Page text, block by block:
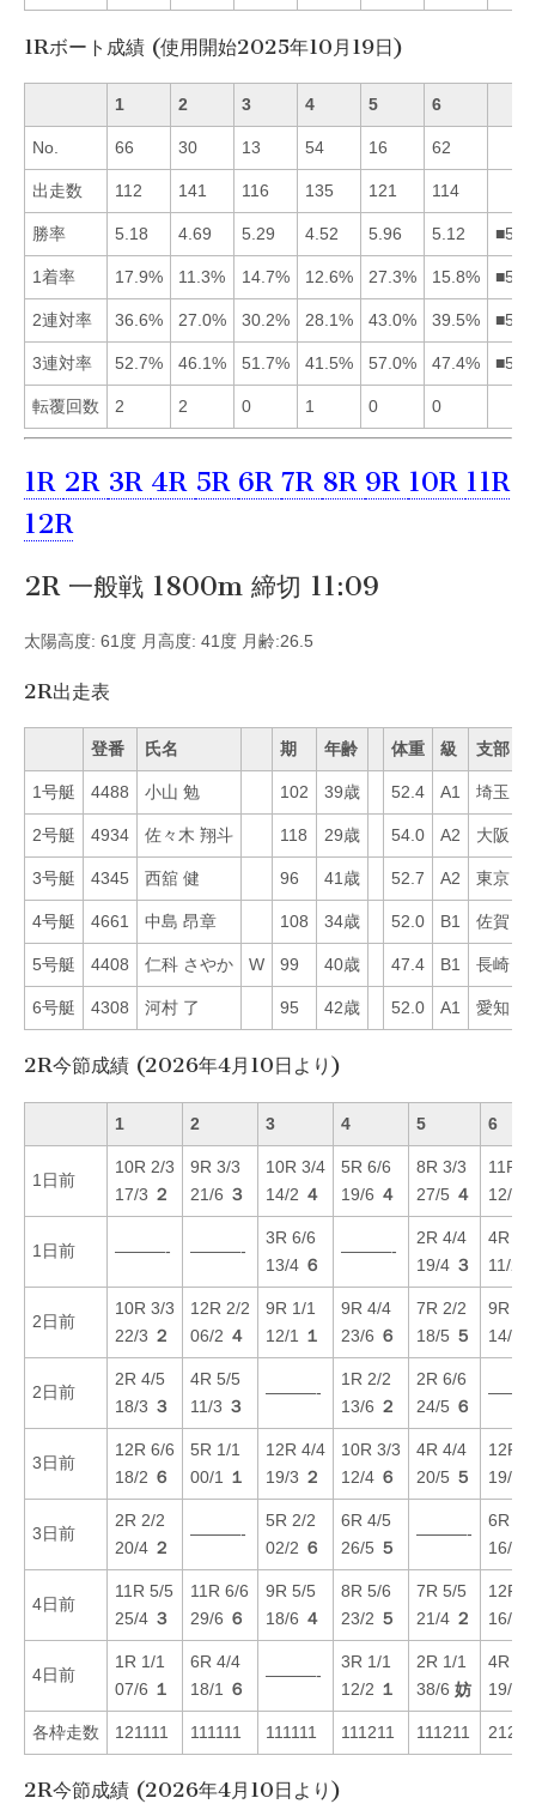
1Rボート成績 (使用開始2025年10月19日)
1 2 3 4 5 6
No. 66 30 13 54 16 62
出走数 112 141 116 135 121 114
勝率 5.18 4.69 5.29 4.52 5.96 5.12
1着率 17.9% 11.3% 14.7% 12.6% 27.3% 15.8%
2連対率 36.6% 27.0% 30.2% 28.1% 43.0% 39.5%
3連対率 52.7% 46.1% 51.7% 41.5% 57.0% 47.4%
転覆回数 2 2 0 1 0 0
1R 2R 3R 4R 5R 6R 7R 8R 9R 10R 11R
12R
2R 一般戦 1800m 締切 11:09
太陽高度: 61度 月高度: 41度 月齢:26.5
2R出走表
登番 氏名 期 年齢 体重 級 支部
1号艇 4488 小山 勉 102 39歳 52.4 A1 埼玉
2号艇 4934 佐々木 翔斗 118 29歳 54.0 A2 大阪
3号艇 4345 西舘 健 96 41歳 52.7 A2 東京
4号艇 4661 中島 昂章 108 34歳 52.0 B1 佐賀
5号艇 4408 仁科 さやか W 99 40歳 47.4 B1 長崎
6号艇 4308 河村 了 95 42歳 52.0 A1 愛知
2R今節成績 (2026年4月10日より)
1 2 3 4 5 6
1日前
10R 2/3
17/3 ２
9R 3/3
21/6 ３
10R 3/4
14/2 ４
5R 6/6
19/6 ４
8R 3/3
27/5 ４
11R
12/5
1日前 ———- ———-
3R 6/6
13/4 ６
———-
2R 4/4
19/4 ３
4R 1/
11/2
2日前
10R 3/3
22/3 ２
12R 2/2
06/2 ４
9R 1/1
12/1
１
9R 4/4
23/6 ６
7R 2/2
18/5 ５
9R 6/
14/2
2日前
2R 4/5
18/3 ３
4R 5/5
11/3 ３
———-
1R 2/2
13/6 ２
2R 6/6
24/5 ６
3日前
12R 6/6
18/2 ６
5R 1/1
00/1
１
12R 4/4
19/3 ２
10R 3/3
12/4 ６
4R 4/4
20/5 ５
12R
19/3
3日前
2R 2/2
20/4 ２
———-
5R 2/2
02/2 ６
6R 4/5
26/5 ５
———-
6R 3/
16/2
4日前
11R 5/5
25/4 ３
11R 6/6
29/6 ６
9R 5/5
18/6 ４
8R 5/6
23/2 ５
7R 5/5
21/4 ２
12R
16/3
4日前
1R 1/1
07/6 １
6R 4/4
18/1
６
———-
3R 1/1
12/2 １
2R 1/1
38/6 妨
4R 2/
19/5
各枠走数 121111 111111 111111 111211 111211
2R今節成績 (2026年4月10日より)